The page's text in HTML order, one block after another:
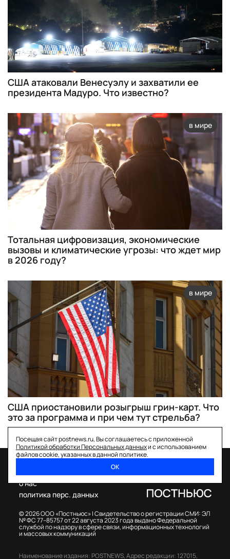
США атаковали Венесуэлу и захватили ее
президента Мадуро. Что известно?
в мире
Тотальная цифровизация, экономические
вызовы и климатические угрозы: что ждет мир
в 2026 году?
в мире
США приостановили розыгрыш грин-карт. Что
это за программа и при чем тут стрельба?
Посещая сайт postnews.ru, Вы соглашаетесь с приложенной
Политикой обработки Персональных данныхи с использованием
файлов cookie, указанных в данной политике.
ОК
© 2026 ООО «Постньюс» |Свидетельство о регистрации СМИ: ЭЛ
№ ФС 77–85757 от 22 августа 2023 года выдано Федеральной
службой по надзору в сфере связи, информационных технологий
и массовых коммуникаций
о нас
политика перс. данных
Наименование издания: POSTNEWS,Адрес редакции: 127015,